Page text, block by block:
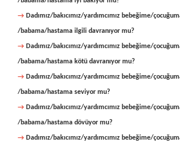
→ Dadımız/bakıcımız/yardımcımız bebeğime/
/babama/hastama ilgili davranıyor mu?
→ Dadımız/bakıcımız/yardımcımız bebeğime/
/babama/hastama kötü davranıyor mu?
→ Dadımız/bakıcımız/yardımcımız bebeğime/
/babama/hastama seviyor mu?
→ Dadımız/bakıcımız/yardımcımız bebeğime/
/babama/hastama dövüyor mu?
→ Dadımız/bakıcımız/yardımcımız bebeğime/